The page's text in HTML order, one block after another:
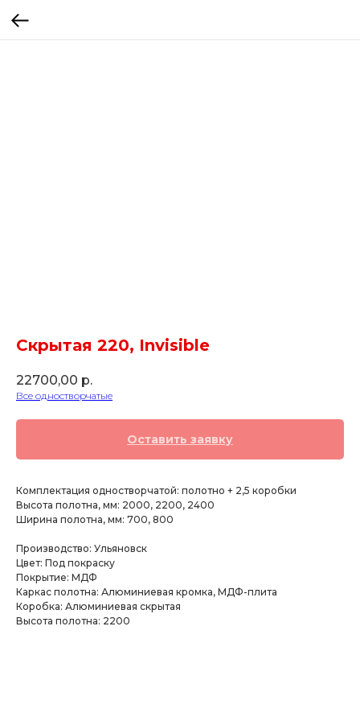
Скрытая 220, Invisible
22700,00 р.
Все одностворчатые
Оставить заявку
Комплектация одностворчатой: полотно + 2,5 коробки
Высота полотна, мм: 2000, 2200, 2400
Ширина полотна, мм: 700, 800
Производство: Ульяновск
Цвет: Под покраску
Покрытие: МДФ
Каркас полотна: Алюминиевая кромка, МДФ-плита
Коробка: Алюминиевая скрытая
Высота полотна: 2200